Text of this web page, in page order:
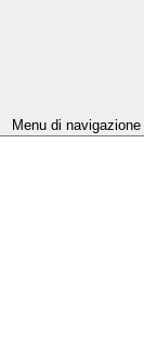
Menu di navigazione